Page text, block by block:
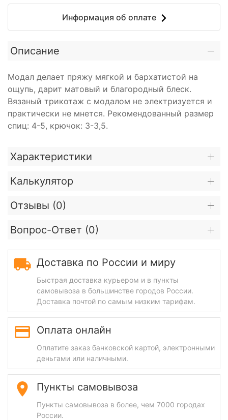
Информация об оплате
Описание
Модал делает пряжу мягкой и бархатистой на
ощупь, дарит матовый и благородный блеск.
Вязаный трикотаж с модалом не электризуется и
практически не мнется. Рекомендованный размер
спиц: 4-5, крючок: 3-3,5.
Характеристики
Калькулятор
Отзывы (0)
Вопрос-Ответ (0)
Доставка по России и миру
Быстрая доставка курьером и в пункты
самовывоза в большинстве городов России.
Доставка почтой по самым низким тарифам.
Оплата онлайн
Оплатите заказ банковской картой, электронными
деньгами или наличными.
Пункты самовывоза
Пункты самовывоза в более, чем 7000 городах
России.